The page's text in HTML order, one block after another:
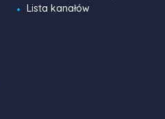
Lista kanałów